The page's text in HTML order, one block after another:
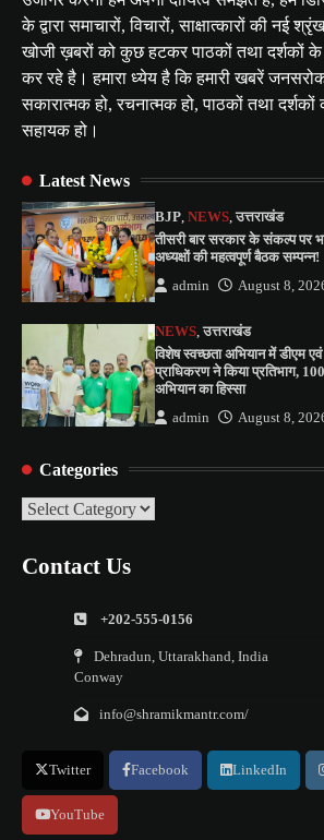
के द्वारा समाचारों, विचारों, साक्षात्कारों की नई
खोजी ख़बरों को कुछ हटकर पाठकों तथा दर्शकों
कर रहे है। हमारा ध्येय है कि हमारी खबरें
सकारात्मक हो, रचनात्मक हो, पाठकों तथा दर्शकों
सहायक हो।
Latest News
BJP,NEWS,उत्तराखंड
तीसरी बार सरकार के संकल्प पर
अध्यक्षों की महत्वपूर्ण बैठक सम्पन्न!
admin August 8,
NEWS ,उत्तराखंड
विशेष स्वच्छता अभियान में डीएम
प्राधिकरण ने किया प्रतिभाग,
अभियान का हिस्सा
admin August 8,
Categories
Categories
Contact Us
+202-555-0156
Dehradun, Uttarakhand, India
Conway
info@shramikmantr.com/
Twitter Facebook LinkedIn
YouTube